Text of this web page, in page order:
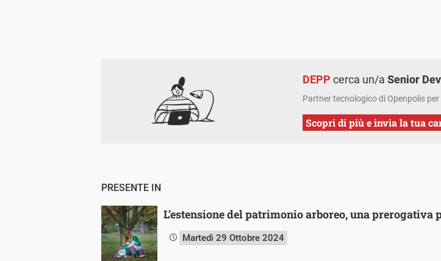
DEPP cerca un/aSenior
Partner tecnologico di Openpolis
Scopri di più e invia la tua
PRESENTE IN
L’estensione del patrimonio arboreo, una prerogativa
Martedì 29 Ottobre 2024